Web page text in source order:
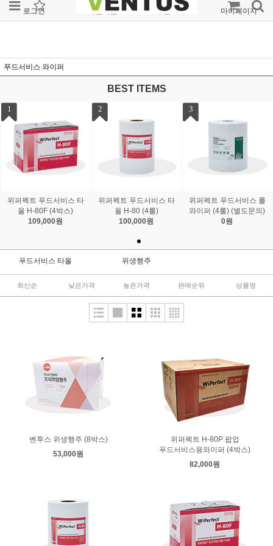
로그인 회원가입 주문조회 마이페이지
푸드서비스 와이퍼
BEST ITEMS
1
위퍼펙트 푸드서비스 타
올 H-80F (4박스)
109,000원
2
위퍼펙트 푸드서비스 타
올 H-80 (4롤)
100,000원
3
위퍼펙트 푸드서비스 롤
와이퍼 (4롤) (별도문의)
0원
푸드서비스 타올 위생행주
최신순 낮은가격 높은가격 판매순위 상품명
벤투스 위생행주 (8박스)
53,000원
위퍼펙트 H-80P 팝업
푸드서비스용와이퍼 (4박스)
82,000원